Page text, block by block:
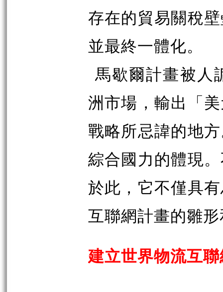
存在的貿易關稅
並最終一體化。
馬歇爾計畫被人
洲市場，輸出「
戰略所忌諱的地
綜合國力的體現
於此，它不僅具
互聯網計畫的雛
建立世界物流互